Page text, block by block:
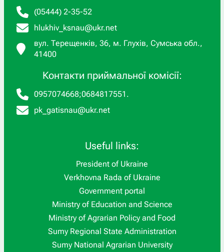
(05444) 2-35-52
hlukhiv_ksnau@ukr.net
вул. Терещенків, 36, м. Глухів, Сумська обл.,
41400
Контакти приймальної комісії:
0957074668;0684817551 .
pk_gatisnau@ukr.net
Useful links:
President of Ukraine
Verkhovna Rada of Ukraine
Government portal
Ministry of Education and Science
Ministry of Agrarian Policy and Food
Sumy Regional State Administration
Sumy National Agrarian University